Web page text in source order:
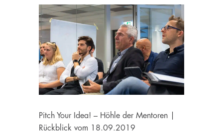
Pitch Your Idea! – Höhle der Mentoren |
Rückblick vom 18.09.2019